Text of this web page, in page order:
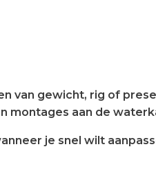
van gewicht, rig of
montages aan de
je snel wilt